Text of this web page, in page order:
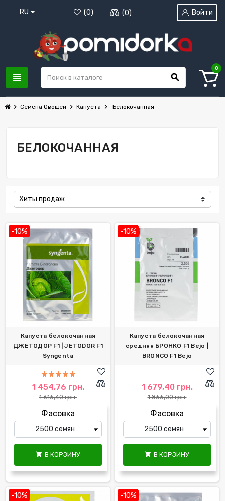
RU (0) (0)
view_headline search
Войти
0
chevron_right Семена Овощей chevron_right Капуста chevron_right Белокочанная
БЕЛОКОЧАННАЯ
Хиты продаж
-10%
Капуста белокочанная
ДЖЕТОДОР F1 | JETODOR F1
Syngenta
1 454,76 грн.
1 616,40 грн.
Фасовка
 В КОРЗИНУ
-10%
Капуста белокочанная
средняя БРОНКО F1 Bejo |
BRONCO F1 Bejo
1 679,40 грн.
1 866,00 грн.
Фасовка
 В КОРЗИНУ
-10% -10%